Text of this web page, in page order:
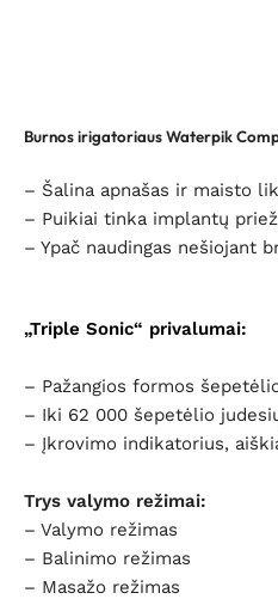
Burnos irigatoriaus Waterpik
– Šalina apnašas ir maisto
– Puikiai tinka implantų
– Ypač naudingas nešiojant
„Triple Sonic“ privalumai:
– Pažangios formos
– Iki 62 000 šepetėlio
– Įkrovimo indikatorius,
Trys valymo režimai:
– Valymo režimas
– Balinimo režimas
– Masažo režimas